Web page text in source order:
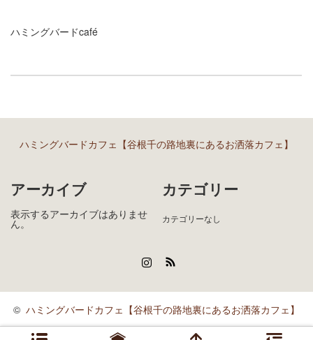
ハミングバードcafé
ハミングバードカフェ【谷根千の路地裏にあるお洒落カフェ】
アーカイブ
表示するアーカイブはありませ
ん。
カテゴリー
カテゴリーなし
© ハミングバードカフェ【谷根千の路地裏にあるお洒落カフェ】